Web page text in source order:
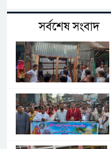
সর্বশেষ সংবাদ